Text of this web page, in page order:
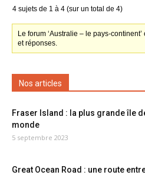
4 sujets de 1 à 4 (sur un total de 4)
Le forum ‘Australie – le pays-
et réponses.
Nos articles
Fraser Island : la plus grande île
monde
5 septembre 2023
Great Ocean Road : une route